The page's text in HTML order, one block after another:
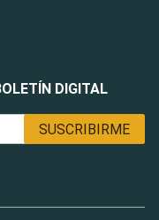
DIGITAL